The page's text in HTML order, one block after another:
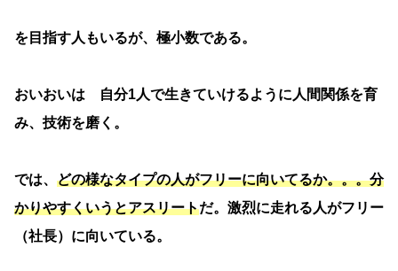
を目指す人もいるが、極小数である。
おいおいは 自分1人で生きていけるように人間関係を育
み、技術を磨く。
では、 どの様なタイプの人がフリーに向いてるか。。。分
かりやすくいうとアスリートだ。激烈に走れる人がフリー
（社長）に向いている。